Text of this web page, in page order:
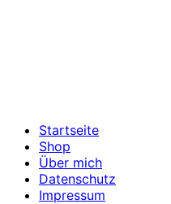
Startseite
Shop
Über mich
Datenschutz
Impressum